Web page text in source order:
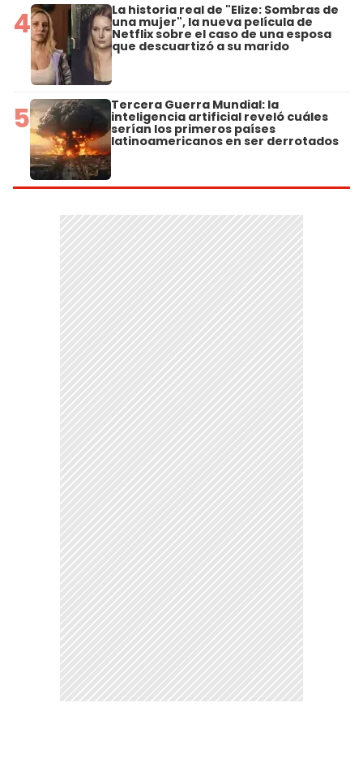
4 La historia real de "Elize: Sombras de
una mujer", la nueva película de
Netflix sobre el caso de una esposa
que descuartizó a su marido
5 Tercera Guerra Mundial: la
inteligencia artificial reveló cuáles
serían los primeros países
latinoamericanos en ser derrotados